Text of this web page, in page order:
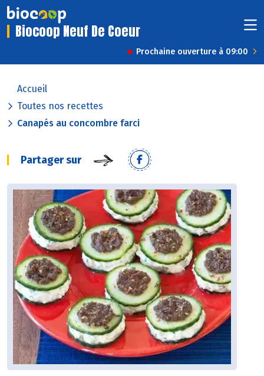
Biocoop Neuf De Coeur
Prochaine ouverture à 09:00
Accueil
Toutes nos recettes
Canapés au concombre farci
Partager sur